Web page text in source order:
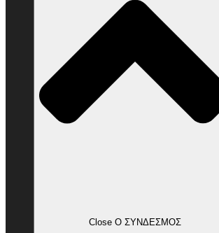
Close Ο ΣΥΝΔΕΣΜΟΣ